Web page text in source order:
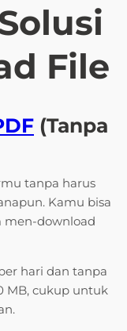
File
(Tanpa
tanpa harus
Kamu bisa
men-download
hari dan tanpa
MB, cukup untuk